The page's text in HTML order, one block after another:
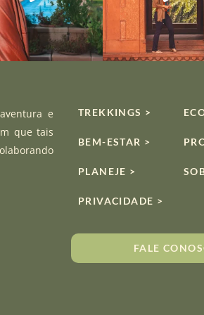
e
que tais
TREKKINGS >
BEM-ESTAR >
PLANEJE >
PRIVACIDADE >
FALE